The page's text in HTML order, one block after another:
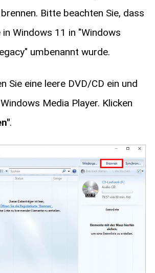
Bitte beachten Sie, dass
Windows 11 in "Windows
umbenannt wurde.
Sie eine leere DVD/CD ein und
Media Player. Klicken
.